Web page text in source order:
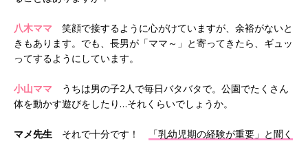
八木ママ 笑顔で接するように心がけていますが、余裕がないと
きもあります。でも、長男が「ママ～」と寄ってきたら、ギュッ
ってするようにしています。
小山ママ うちは男の子2人で毎日バタバタで。公園でたくさん
体を動かす遊びをしたり…それくらいでしょうか。
マメ先生 それで十分です！
「乳幼児期の経験が重要」と聞く